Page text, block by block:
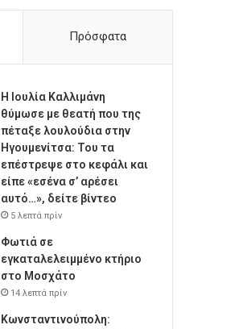
Πρόσφατα
Η Ιουλία Καλλιμάνη
θύμωσε με θεατή που της
πέταξε λουλούδια στην
Ηγουμενίτσα: Του τα
επέστρεψε στο κεφάλι και
είπε «εσένα σ’ αρέσει
αυτό…», δείτε βίντεο
5 λεπτά πρίν
Φωτιά σε
εγκαταλελειμμένο κτήριο
στο Μοσχάτο
14 λεπτά πρίν
Κωνσταντινούπολη: